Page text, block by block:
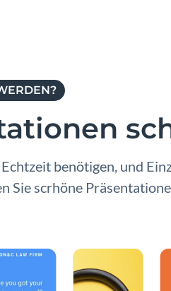
benötigen, und
scrhöne